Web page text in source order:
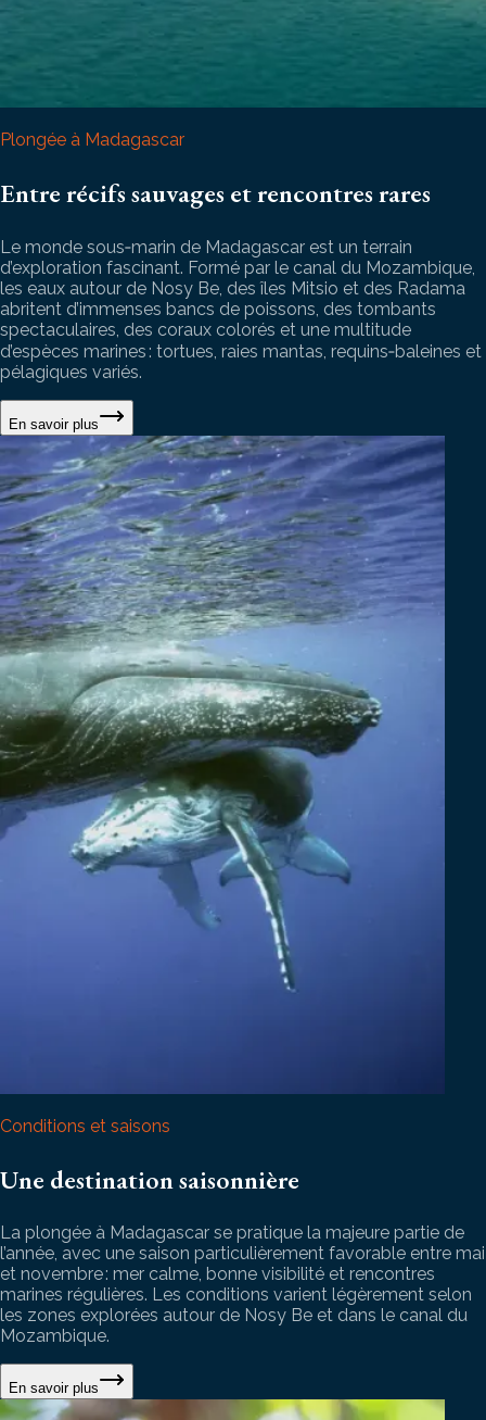
Plongée à Madagascar
Entre récifs sauvages et rencontres rares
Le monde sous‑marin de Madagascar est un terrain
d’exploration fascinant. Formé par le canal du Mozambique,
les eaux autour de Nosy Be, des îles Mitsio et des Radama
abritent d’immenses bancs de poissons, des tombants
spectaculaires, des coraux colorés et une multitude
d’espèces marines : tortues, raies mantas, requins‑baleines et
pélagiques variés.
En savoir plus
Conditions et saisons
Une destination saisonnière
La plongée à Madagascar se pratique la majeure partie de
l’année, avec une saison particulièrement favorable entre mai
et novembre : mer calme, bonne visibilité et rencontres
marines régulières. Les conditions varient légèrement selon
les zones explorées autour de Nosy Be et dans le canal du
Mozambique.
En savoir plus